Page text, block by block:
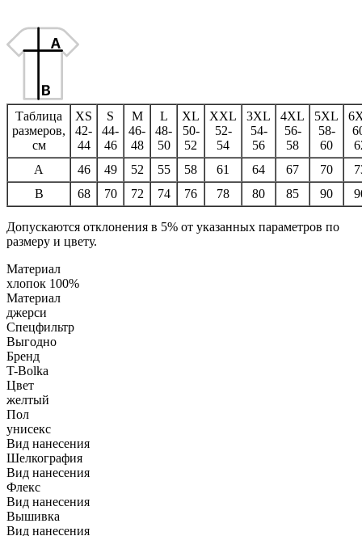
Таблица
размеров,
см
XS
42-
44
S
44-
46
M
46-
48
L
48-
50
XL
50-
52
XXL
52-
54
3XL
54-
56
4XL
56-
58
5XL
58-
60
A
46 49 52 55 58 61 64 67 70
B
68 70 72 74 76 78 80 85 90
Допускаются отклонения в 5% от указанных параметров по
размеру и цвету.
Материал
хлопок 100%
Материал
джерси
Спецфильтр
Выгодно
Бренд
T-Bolka
Цвет
желтый
Пол
унисекс
Вид нанесения
Шелкография
Вид нанесения
Флекс
Вид нанесения
Вышивка
Вид нанесения